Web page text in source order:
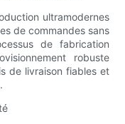
ultramodernes
de commandes sans
de fabrication
robuste
de livraison fiables et